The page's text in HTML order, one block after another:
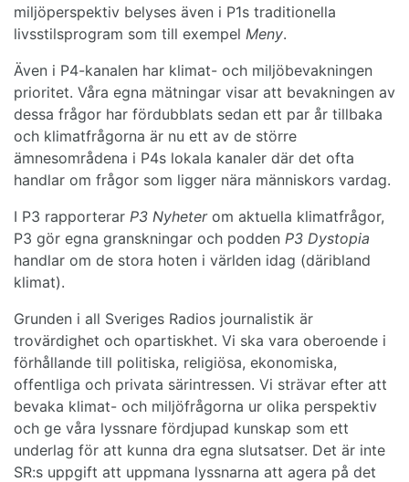
miljöperspektiv belyses även i P1s traditionella
livsstilsprogram som till exempel Meny.
Även i P4-kanalen har klimat- och miljöbevakningen
prioritet. Våra egna mätningar visar att bevakningen av
dessa frågor har fördubblats sedan ett par år tillbaka
och klimatfrågorna är nu ett av de större
ämnesområdena i P4s lokala kanaler där det ofta
handlar om frågor som ligger nära människors vardag.
I P3 rapporterar P3 Nyheterom aktuella klimatfrågor,
P3 gör egna granskningar och podden P3 Dystopia
handlar om de stora hoten i världen idag (däribland
klimat).
Grunden i all Sveriges Radios journalistik är
trovärdighet och opartiskhet. Vi ska vara oberoende i
förhållande till politiska, religiösa, ekonomiska,
offentliga och privata särintressen. Vi strävar efter att
bevaka klimat- och miljöfrågorna ur olika perspektiv
och ge våra lyssnare fördjupad kunskap som ett
underlag för att kunna dra egna slutsatser. Det är inte
SR:s uppgift att uppmana lyssnarna att agera på det